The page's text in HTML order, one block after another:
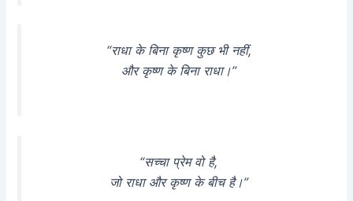
“राधा के बिना कृष्ण कुछ भी नहीं,
और कृष्ण के बिना राधा।”
“सच्चा प्रेम वो है,
जो राधा और कृष्ण के बीच है।”